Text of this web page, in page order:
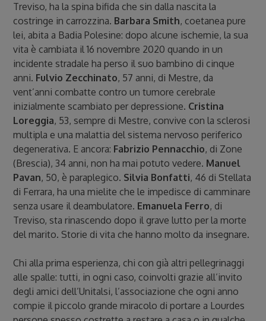
Treviso, ha la spina bifida che sin dalla nascita la
costringe in carrozzina. Barbara Smith, coetanea pure
lei, abita a Badia Polesine: dopo alcune ischemie, la sua
vita è cambiata il 16 novembre 2020 quando in un
incidente stradale ha perso il suo bambino di cinque
anni. Fulvio Zecchinato, 57 anni, di Mestre, da
vent’anni combatte contro un tumore cerebrale
inizialmente scambiato per depressione. Cristina
Loreggia, 53, sempre di Mestre, convive con la sclerosi
multipla e una malattia del sistema nervoso periferico
degenerativa. E ancora: Fabrizio Pennacchio, di Zone
(Brescia), 34 anni, non ha mai potuto vedere. Manuel
Pavan, 50, è paraplegico. Silvia Bonfatti, 46 di Stellata
di Ferrara, ha una mielite che le impedisce di camminare
senza usare il deambulatore. Emanuela Ferro, di
Treviso, sta rinascendo dopo il grave lutto per la morte
del marito. Storie di vita che hanno molto da insegnare.
Chi alla prima esperienza, chi con già altri pellegrinaggi
alle spalle: tutti, in ogni caso, coinvolti grazie all’invito
degli amici dell’Unitalsi, l’associazione che ogni anno
compie il piccolo grande miracolo di portare a Lourdes